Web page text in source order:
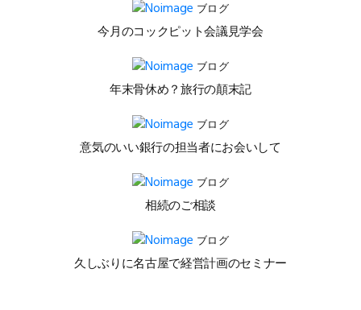
ブログ
今月のコックピット会議見学会
ブログ
年末骨休め？旅行の顛末記
ブログ
意気のいい銀行の担当者にお会いして
ブログ
相続のご相談
ブログ
久しぶりに名古屋で経営計画のセミナー